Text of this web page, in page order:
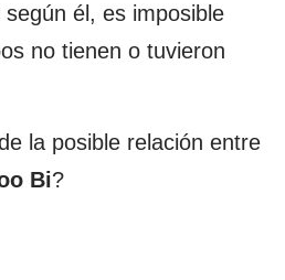
según él, es imposible
no tienen o tuvieron
la posible relación entre
Bi?